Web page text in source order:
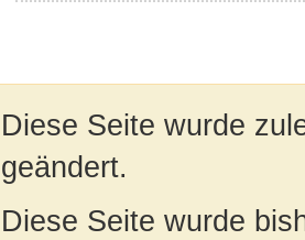
Diese Seite wurde
geändert.
Diese Seite wurde